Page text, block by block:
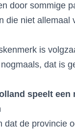
door sommige
die niet allemaal
is
dat is
speelt een
dat de provincie